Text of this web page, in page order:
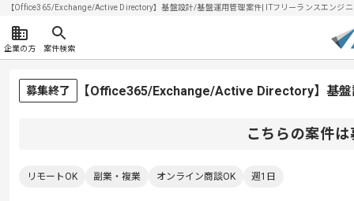
【Office365/Exchange/Active Directory】基盤設計/基盤運用管理案件| ITフリーランスエンジ
企業の方 案件検索
募集終了 【Office365/Exchange/Active Directory】基
こちらの案件
リモートOK 副業・複業 オンライン商談OK 週1日